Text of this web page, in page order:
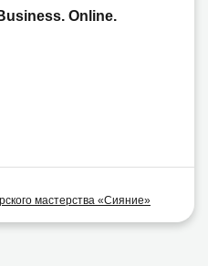
Online.
мастерства «Сияние»